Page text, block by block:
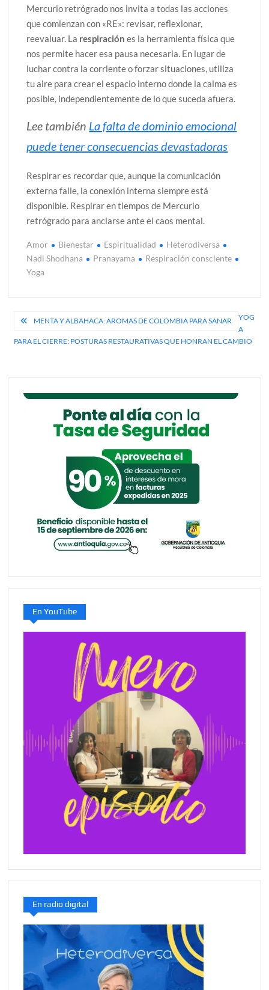
Mercurio retrógrado nos invita a todas las acciones
que comienzan con «RE»: revisar, reflexionar,
reevaluar. La respiración es la herramienta física que
nos permite hacer esa pausa necesaria. En lugar de
luchar contra la corriente o forzar situaciones, utiliza
tu aire para crear el espacio interno donde la calma es
posible, independientemente de lo que suceda afuera.
Lee también La falta de dominio emocional
puede tener consecuencias devastadoras
Respirar es recordar que, aunque la comunicación
externa falle, la conexión interna siempre está
disponible. Respirar en tiempos de Mercurio
retrógrado para anclarse ante el caos mental.
Amor Bienestar Espiritualidad
Heterodiversa
Nadi Shodhana
Pranayama
Respiración consciente
Yoga
Navegación
de
MENTA Y ALBAHACA: AROMAS DE COLOMBIA PARA SANAR
YOG
A
PARA EL CIERRE: POSTURAS RESTAURATIVAS QUE HONRAN EL CAMBIO
En YouTube
En radio digital